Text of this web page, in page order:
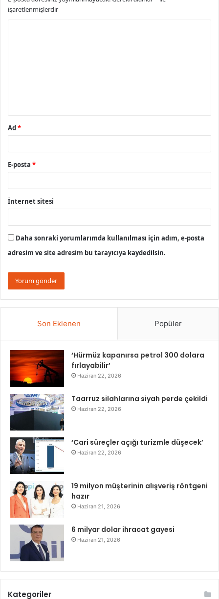
işaretlenmişlerdir
Ad*
E-posta *
İnternet sitesi
Daha sonraki yorumlarımda kullanılması için adım, e-posta
adresim ve site adresim bu tarayıcıya kaydedilsin.
Son Eklenen Popüler
‘Hürmüz kapanırsa petrol 300 dolara
fırlayabilir’
Haziran 22, 2026
Taarruz silahlarına siyah perde çekildi
Haziran 22, 2026
‘Cari süreçler açığı turizmle düşecek’
Haziran 22, 2026
19 milyon müşterinin alışveriş röntgeni
hazır
Haziran 21, 2026
6 milyar dolar ihracat gayesi
Haziran 21, 2026
Kategoriler